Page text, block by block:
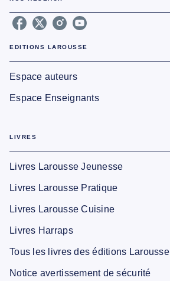
EDITIONS LAROUSSE
Espace auteurs
Espace Enseignants
LIVRES
Livres Larousse Jeunesse
Livres Larousse Pratique
Livres Larousse Cuisine
Livres Harraps
Tous les livres des éditions Larousse
Notice avertissement de sécurité